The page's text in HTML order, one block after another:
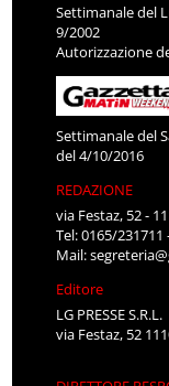
Settimanale del
9/2002
Autorizzazione
Settimanale del
del 4/10/2016
REDAZIONE
via Festaz, 52 -
Tel: 0165/231711
Mail:
Editore
LG PRESSE S.R.L.
via Festaz, 52